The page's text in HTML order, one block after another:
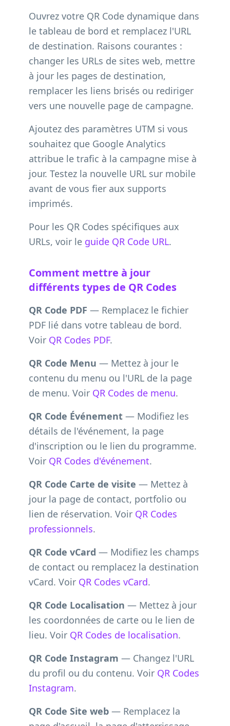
Ouvrez votre QR Code dynamique dans
le tableau de bord et remplacez l'URL
de destination. Raisons courantes :
changer les URLs de sites web, mettre
à jour les pages de destination,
remplacer les liens brisés ou rediriger
vers une nouvelle page de campagne.
Ajoutez des paramètres UTM si vous
souhaitez que Google Analytics
attribue le trafic à la campagne mise à
jour. Testez la nouvelle URL sur mobile
avant de vous fier aux supports
imprimés.
Pour les QR Codes spécifiques aux
URLs, voir le guide QR Code URL.
Comment mettre à jour
différents types de QR Codes
QR Code PDF — Remplacez le fichier
PDF lié dans votre tableau de bord.
Voir QR Codes PDF.
QR Code Menu — Mettez à jour le
contenu du menu ou l'URL de la page
de menu. Voir QR Codes de menu.
QR Code Événement — Modifiez les
détails de l'événement, la page
d'inscription ou le lien du programme.
Voir QR Codes d'événement.
QR Code Carte de visite — Mettez à
jour la page de contact, portfolio ou
lien de réservation. Voir QR Codes
professionnels.
QR Code vCard — Modifiez les champs
de contact ou remplacez la destination
vCard. Voir QR Codes vCard.
QR Code Localisation — Mettez à jour
les coordonnées de carte ou le lien de
lieu. Voir QR Codes de localisation.
QR Code Instagram — Changez l'URL
du profil ou du contenu. Voir QR Codes
Instagram.
QR Code Site web — Remplacez la